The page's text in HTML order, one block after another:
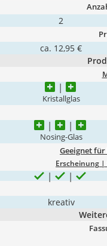
2
ca. 12,95 €
Kristallglas
Nosing-Glas
Geeignet für
Erscheinung |
kreativ